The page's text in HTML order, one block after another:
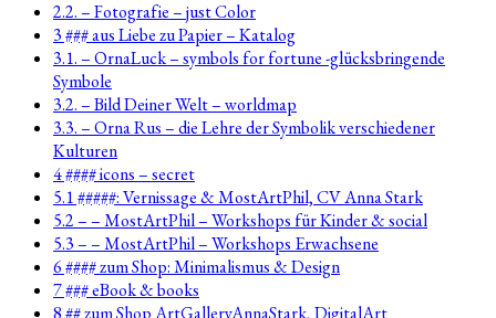
2.2. – Fotografie – just Color
3 ### aus Liebe zu Papier – Katalog
3.1. – OrnaLuck – symbols for fortune -glücksbringende
Symbole
3.2. – Bild Deiner Welt – worldmap
3.3. – Orna Rus – die Lehre der Symbolik verschiedener
Kulturen
4 #### icons – secret
5.1 #####: Vernissage & MostArtPhil, CV Anna Stark
5.2 – – MostArtPhil – Workshops für Kinder & social
5.3 – – MostArtPhil – Workshops Erwachsene
6 #### zum Shop: Minimalismus & Design
7 ### eBook & books
8 ## zum Shop ArtGalleryAnnaStark, DigitalArt